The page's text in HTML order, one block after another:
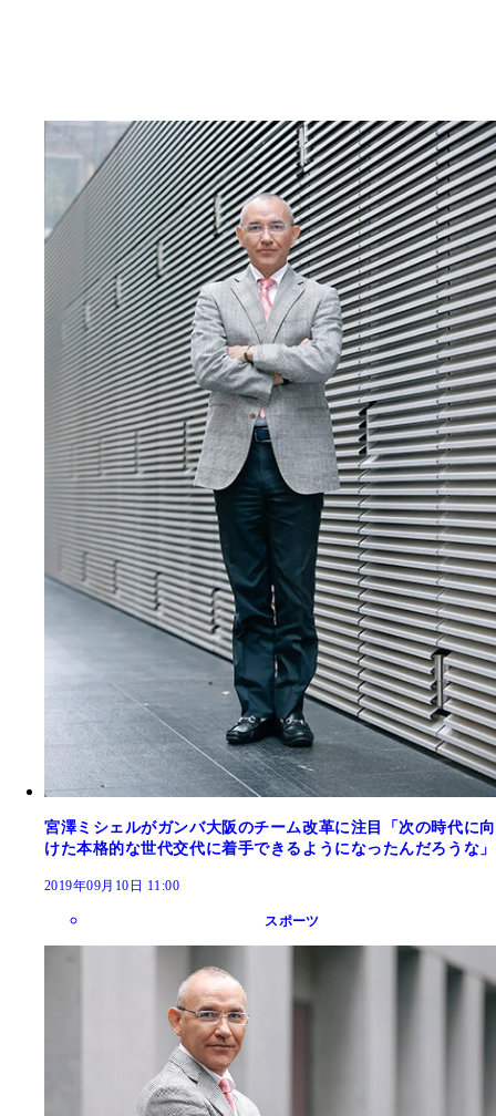
宮澤ミシェルがガンバ大阪のチーム改革に注目「次の時代に向
けた本格的な世代交代に着手できるようになったんだろうな」
2019年09月10日 11:00
スポーツ